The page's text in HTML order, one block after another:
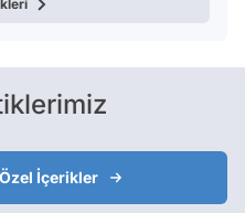
İçerikler